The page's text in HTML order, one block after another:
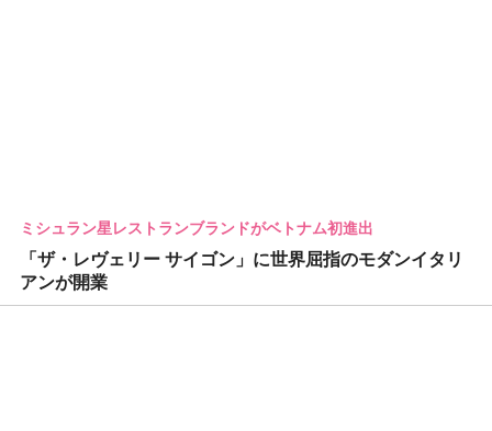
ミシュラン星レストランブランドがベトナム初進出
「ザ・レヴェリー サイゴン」に世界屈指のモダンイタリ
アンが開業